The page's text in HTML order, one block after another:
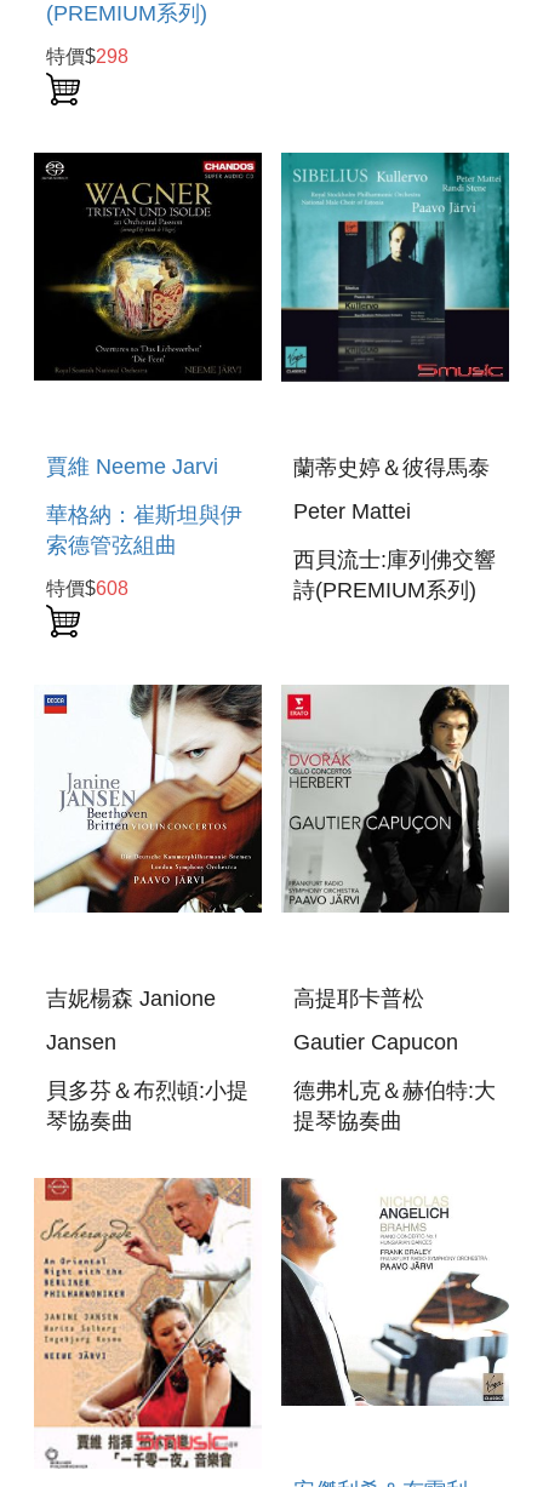
(PREMIUM系列)
BALLETS RUSSES
特價$298
賈維 Neeme Jarvi
華格納：崔斯坦與伊
索德管弦組曲
WAGNER: TRISTAN
UND ISOLDE
ORCHESTRAL
特價$608
蘭蒂史婷＆彼得馬泰
Peter Mattei
西貝流士:庫列佛交響
詩(PREMIUM系列)
吉妮楊森 Janione
Jansen
貝多芬＆布烈頓:小提
琴協奏曲
BRITTEN:VIOLIN
CONCERTOS
高提耶卡普松
Gautier Capucon
德弗札克＆赫伯特:大
提琴協奏曲
HERBERT:CELLO
CONCERTOS
(OPEN DISC)